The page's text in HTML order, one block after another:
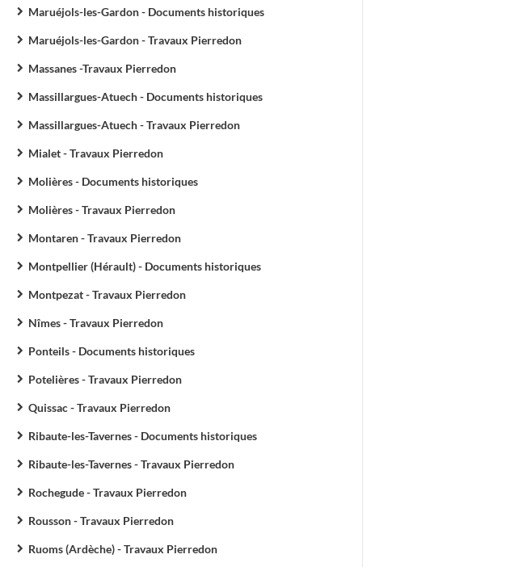
Maruéjols-les-Gardon - Documents historiques
Maruéjols-les-Gardon - Travaux Pierredon
Massanes -Travaux Pierredon
Massillargues-Atuech - Documents historiques
Massillargues-Atuech - Travaux Pierredon
Mialet - Travaux Pierredon
Molières - Documents historiques
Molières - Travaux Pierredon
Montaren - Travaux Pierredon
Montpellier (Hérault) - Documents historiques
Montpezat - Travaux Pierredon
Nîmes - Travaux Pierredon
Ponteils - Documents historiques
Potelières - Travaux Pierredon
Quissac - Travaux Pierredon
Ribaute-les-Tavernes - Documents historiques
Ribaute-les-Tavernes - Travaux Pierredon
Rochegude - Travaux Pierredon
Rousson - Travaux Pierredon
Ruoms (Ardèche) - Travaux Pierredon